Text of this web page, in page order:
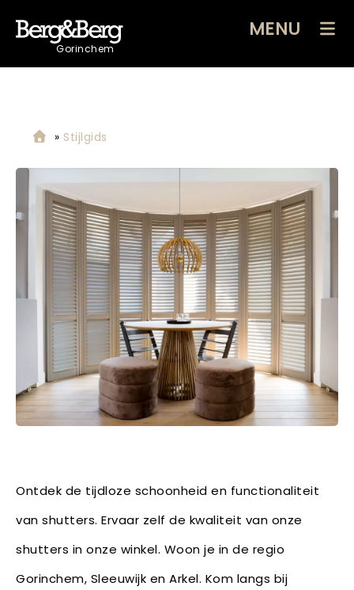
Gorinchem
MENU
» Stijlgids
Ontdek de tijdloze schoonheid en functionaliteit
van shutters. Ervaar zelf de kwaliteit van onze
shutters in onze winkel. Woon je in de regio
Gorinchem, Sleeuwijk en Arkel. Kom langs bij